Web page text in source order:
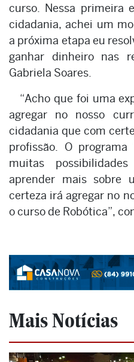
curso. Nessa primeira
cidadania, achei um
a próxima etapa eu
ganhar dinheiro nas
Gabriela Soares.
“Acho que foi uma
agregar no nosso
cidadania que com
profissão. O
muitas
aprender mais sobre
certeza irá agregar no
o curso de Robótica”,
Mais Notícias